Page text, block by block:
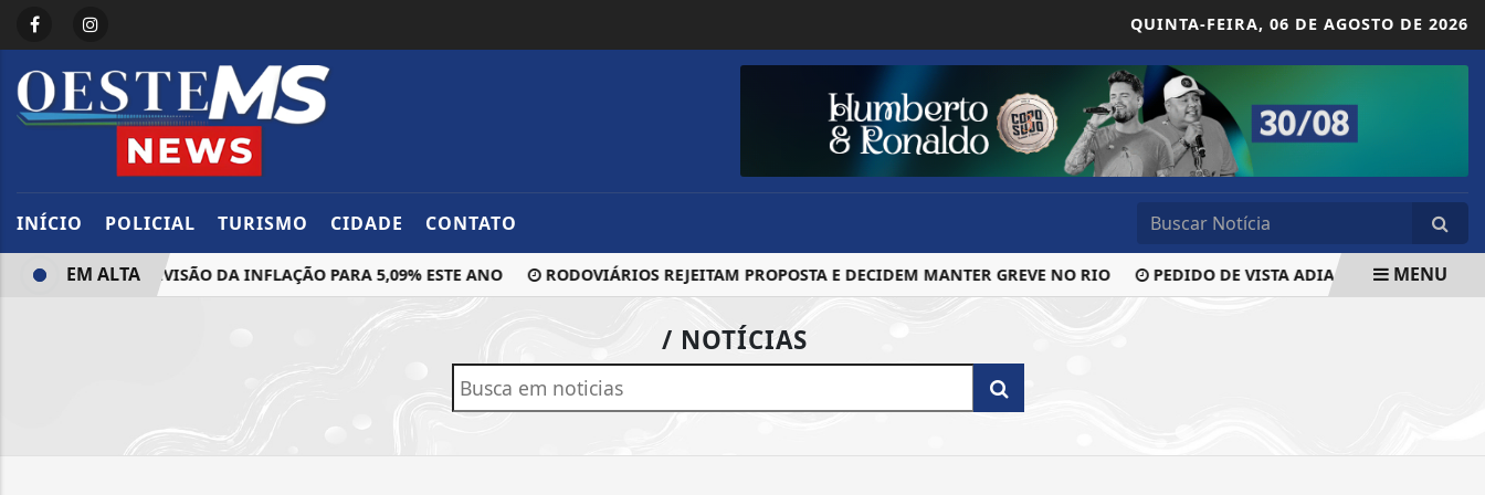
QUINTA-FEIRA, 06 DE AGOSTO DE 2026
INÍCIO POLICIAL TURISMO CIDADE CONTATO
ELEVA PREVISÃO DA INFLAÇÃO PARA 5,09% ESTE ANO RODOVIÁRIOS REJEITAM PROPOSTA E DECIDEM MANTER GREVE NO RIO PEDIDO DE VISTA ADIA VOTAÇÃO DA
EM ALTA MENU
/ NOTÍCIAS